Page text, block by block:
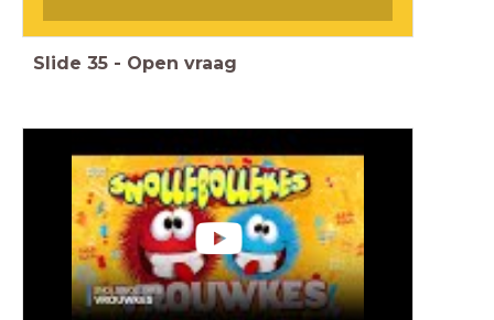
Slide 35 - Open vraag